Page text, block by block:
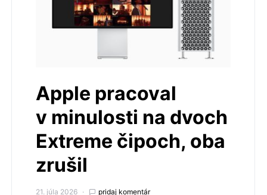
Apple pracoval
v minulosti na dvoch
Extreme čipoch, oba
zrušil
21. júla 2026 pridaj komentár